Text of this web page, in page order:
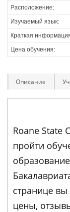
Расположение:
Изучаемый язык:
Краткая
Цена обучения:
Описание
Roane State
пройти
странице
цены,